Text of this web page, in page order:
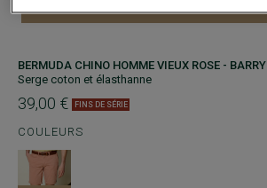
BERMUDA CHINO HOMME VIEUX ROSE - BARRY
Serge coton et élasthanne
39,00 € FINS DE SÉRIE
COULEURS